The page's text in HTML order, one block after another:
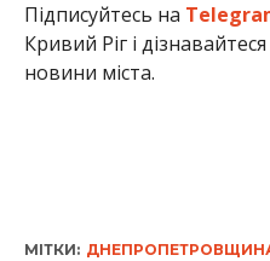
Підписуйтесь на
Кривий Ріг і
новини міста.
МІТКИ: